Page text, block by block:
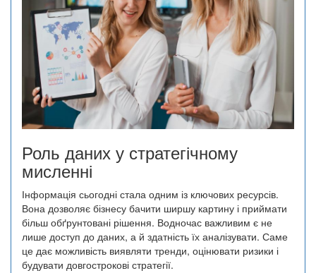
Роль даних у стратегічному
мисленні
Інформація сьогодні стала одним із ключових ресурсів.
Вона дозволяє бізнесу бачити ширшу картину і приймати
більш обґрунтовані рішення. Водночас важливим є не
лише доступ до даних, а й здатність їх аналізувати. Саме
це дає можливість виявляти тренди, оцінювати ризики і
будувати довгострокові стратегії.